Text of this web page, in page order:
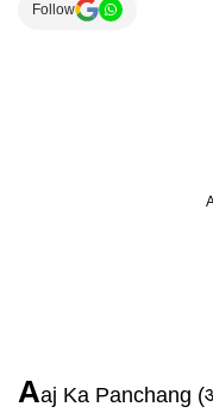
Follow
Aaj Ka Panchang